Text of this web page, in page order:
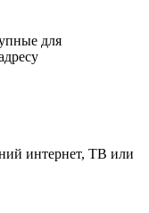
для
интернет, ТВ или